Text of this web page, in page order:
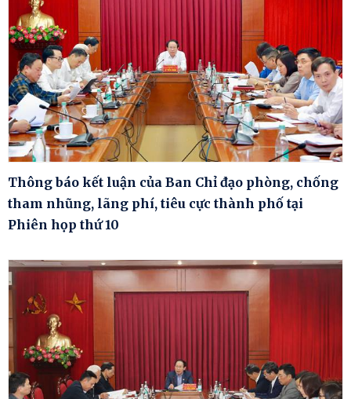
Thông báo kết luận của Ban Chỉ đạo phòng, chống
tham nhũng, lãng phí, tiêu cực thành phố tại
Phiên họp thứ 10